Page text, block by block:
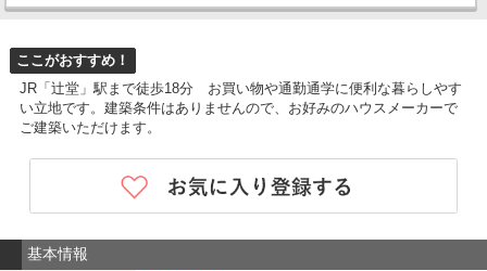
ここがおすすめ！
JR「辻堂」駅まで徒歩18分 お買い物や通勤通学に便利な暮らしやす
い立地です。建築条件はありませんので、お好みのハウスメーカーで
ご建築いただけます。
基本情報